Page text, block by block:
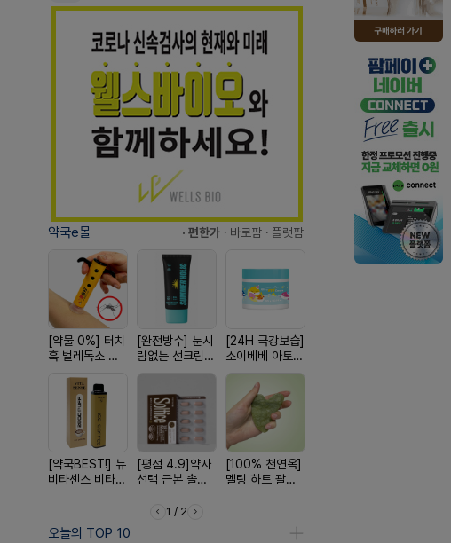
약국e몰 · 편한가 · 바로팜 · 플랫팜
[약물 0%] 터치
훅 벌레독소 흡
[완전방수] 눈시
림없는 선크림
(SPF50+)
[24H 극강보습]
소이베베 아토
크림
[약국BEST!] 뉴
비타센스 비타민
[평점 4.9]약사
선택 근본 솔루
[100% 천연옥]
멜팅 하트 괄사
1 / 2
오늘의 TOP 10